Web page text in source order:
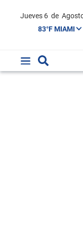
Jueves 6 de
83°F MIAMI